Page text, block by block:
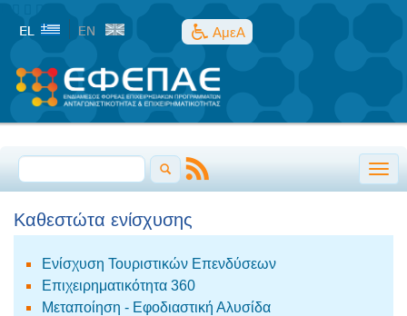
ΑμεΑ
Καθεστώτα ενίσχυσης
Ενίσχυση Τουριστικών Επενδύσεων
Επιχειρηματικότητα 360
Μεταποίηση - Εφοδιαστική Αλυσίδα